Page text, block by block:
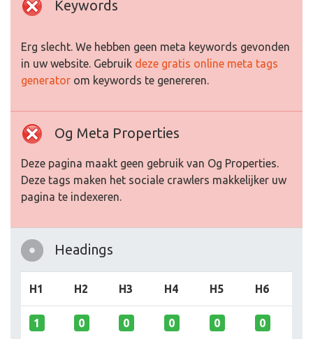
Keywords
Erg slecht. We hebben geen meta keywords gevonden
in uw website. Gebruik deze gratis online meta tags
generator om keywords te genereren.
Og Meta Properties
Deze pagina maakt geen gebruik van Og Properties.
Deze tags maken het sociale crawlers makkelijker uw
pagina te indexeren.
Headings
H1 H2 H3 H4 H5 H6
1 0 0 0 0 0